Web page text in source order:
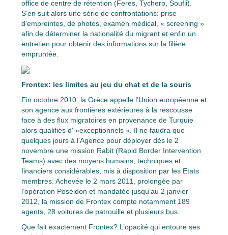
office de centre de rétention (Feres, Tychero, Soufli).
S’en suit alors une série de confrontations: prise
d’empreintes, de photos, examen médical, « screening »
afin de déterminer la nationalité du migrant et enfin un
entretien pour obtenir des informations sur la filière
empruntée.
Frontex: les limites au jeu du chat et de la souris
Fin octobre 2010: la Grèce appelle l’Union européenne et
son agence aux frontières extérieures à la rescousse
face à des flux migratoires en provenance de Turquie
alors qualifiés d' »exceptionnels ». Il ne faudra que
quelques jours à l’Agence pour déployer dès le 2
novembre une mission Rabit (Rapid Border Intervention
Teams) avec des moyens humains, techniques et
financiers considérables, mis à disposition par les Etats
membres. Achevée le 2 mars 2011, prolongée par
l’opération Poséidon et mandatée jusqu’au 2 janvier
2012, la mission de Frontex compte notamment 189
agents, 28 voitures de patrouille et plusieurs bus.
Que fait exactement Frontex? L’opacité qui entoure ses